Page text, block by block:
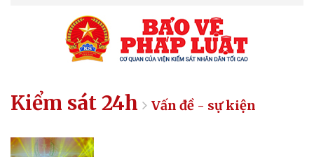
Kiểm sát 24h Vấn đề - sự kiện